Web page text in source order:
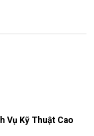
Vụ Kỹ Thuật Cao